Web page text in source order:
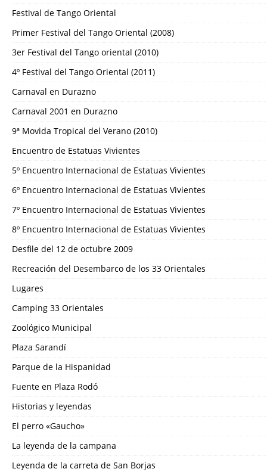
Festival de Tango Oriental
Primer Festival del Tango Oriental (2008)
3er Festival del Tango oriental (2010)
4º Festival del Tango Oriental (2011)
Carnaval en Durazno
Carnaval 2001 en Durazno
9ª Movida Tropical del Verano (2010)
Encuentro de Estatuas Vivientes
5º Encuentro Internacional de Estatuas Vivientes
6º Encuentro Internacional de Estatuas Vivientes
7º Encuentro Internacional de Estatuas Vivientes
8º Encuentro Internacional de Estatuas Vivientes
Desfile del 12 de octubre 2009
Recreación del Desembarco de los 33 Orientales
Lugares
Camping 33 Orientales
Zoológico Municipal
Plaza Sarandí
Parque de la Hispanidad
Fuente en Plaza Rodó
Historias y leyendas
El perro «Gaucho»
La leyenda de la campana
Leyenda de la carreta de San Borjas